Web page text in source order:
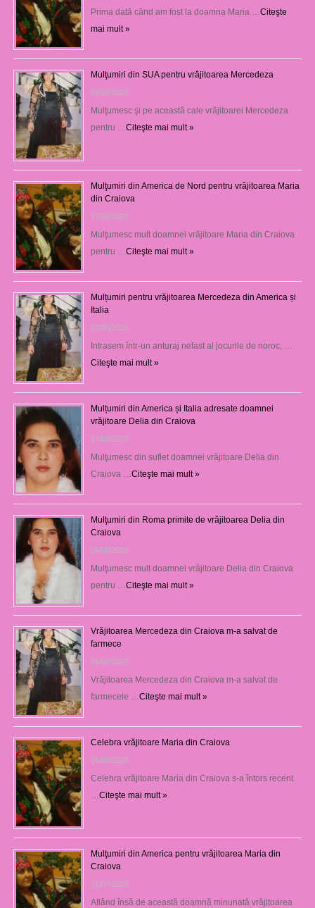
Prima dată când am fost la doamna Maria … Citeşte
mai mult »
Mulţumiri din SUA pentru vrăjitoarea Mercedeza
08/08/2026
Mulţumesc şi pe această cale vrăjitoarei Mercedeza
pentru … Citeşte mai mult »
Mulţumiri din America de Nord pentru vrăjitoarea Maria
din Craiova
07/08/2026
Mulţumesc mult doamnei vrăjitoare Maria din Craiova
pentru … Citeşte mai mult »
Mulțumiri pentru vrăjitoarea Mercedeza din America și
Italia
07/08/2026
Intrasem într-un anturaj nefast al jocurile de noroc, …
Citeşte mai mult »
Mulțumiri din America și Italia adresate doamnei
vrăjitoare Delia din Craiova
07/08/2026
Mulţumesc din suflet doamnei vrăjitoare Delia din
Craiova … Citeşte mai mult »
Mulţumiri din Roma primite de vrăjitoarea Delia din
Craiova
06/08/2026
Mulţumesc mult doamnei vrăjitoare Delia din Craiova
pentru … Citeşte mai mult »
Vrăjitoarea Mercedeza din Craiova m-a salvat de
farmece
06/08/2026
Vrăjitoarea Mercedeza din Craiova m-a salvat de
farmecele … Citeşte mai mult »
Celebra vrăjitoare Maria din Craiova
06/08/2026
Celebra vrăjitoare Maria din Craiova s-a întors recent
Citeşte mai mult »
Mulţumiri din America pentru vrăjitoarea Maria din
Craiova
31/07/2026
Aflând însă de această doamnă minunată vrăjitoarea